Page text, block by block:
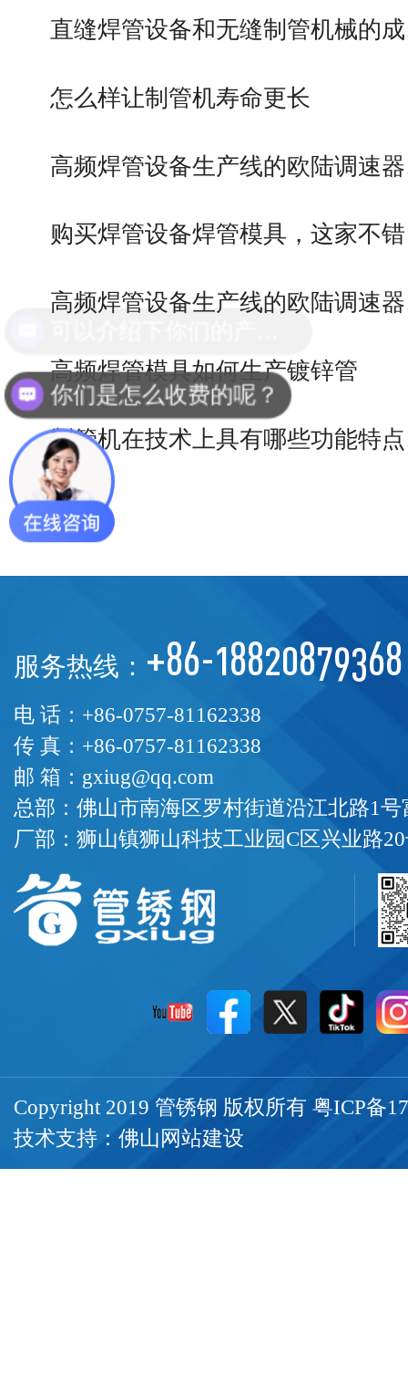
直缝焊管设备和无缝制管机械的
怎么样让制管机寿命更长
高频焊管设备生产线的欧陆调速
购买焊管设备焊管模具，这家不
高频焊管设备生产线的欧陆调速
高频焊管模具如何生产镀锌管
制管机在技术上具有哪些功能特
服务热线： +86-18820879368
电 话：+86-0757-81162338
传 真：+86-0757-81162338
邮 箱：gxiug@qq.com
总部：佛山市南海区罗村街道沿江北路1号
厂部：狮山镇狮山科技工业园C区兴业路
Copyright 2019 管锈钢 版权所有 粤ICP备
技术支持： 佛山网站建设
你们是怎么收费的呢？